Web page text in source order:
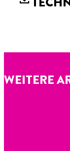
WEITERE